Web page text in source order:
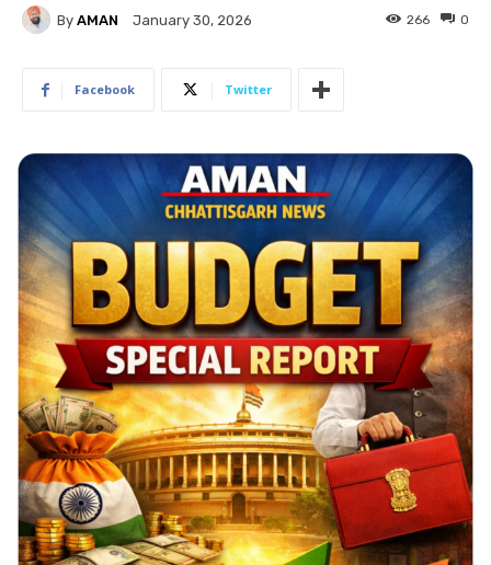
By AMAN January 30, 2026 0
266
Facebook Twitter